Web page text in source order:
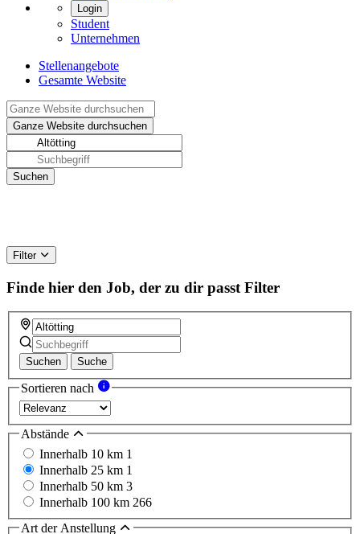
Login
Student
Unternehmen
Stellenangebote
Gesamte Website
Filter
Finde hier den Job, der zu dir passt Filter
Suchen Suche
Sortieren nach
Abstände
Innerhalb 10 km 1
Innerhalb 25 km 1
Innerhalb 50 km 3
Innerhalb 100 km 266
Art der Anstellung